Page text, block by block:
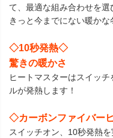
て、最適な組み合わせを選
きっと今までにない暖かな
◇10秒発熱◇
驚きの暖かさ
ヒートマスターはスイッ
ルが発熱します！
◇カーボンファイバー
スイッチオン、10秒発熱